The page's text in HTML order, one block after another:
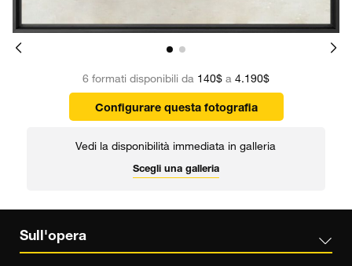
6 formati disponibili da 140$ a 4.190$
Configurare questa fotografia
Vedi la disponibilità immediata in galleria
Scegli una galleria
Sull'opera